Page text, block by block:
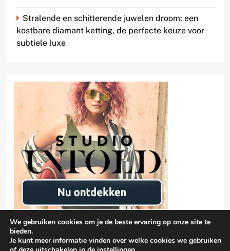
Stralende en schitterende juwelen droom: een
kostbare diamant ketting, de perfecte keuze voor
subtiele luxe
We gebruiken cookies om je de beste ervaring op onze site te
bieden.
Je kunt meer informatie vinden over welke cookies we gebruiken